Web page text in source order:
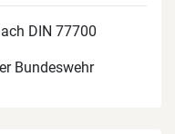
DIN 77700
Bundeswehr